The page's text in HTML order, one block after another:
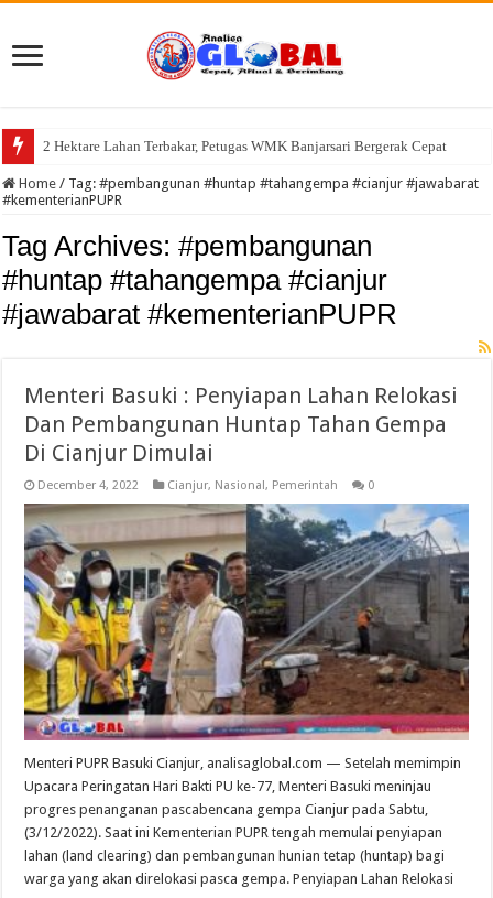
2 Hektare Lahan Terbakar, Petugas WMK Banjarsari Bergerak Cepat
Semarak HUT Kemerdekaan RI ke-81, Pemdes Cisayong Gelar Turnamen
Home / Tag:#pembangunan #huntap #tahangempa #cianjur #jawabarat
#kementerianPUPR
Tag Archives:#pembangunan
#huntap #tahangempa #cianjur
#jawabarat #kementerianPUPR
Menteri Basuki : Penyiapan Lahan Relokasi
Dan Pembangunan Huntap Tahan Gempa
Di Cianjur Dimulai
December 4, 2022 Cianjur, Nasional, Pemerintah 0
Menteri PUPR Basuki Cianjur, analisaglobal.com — Setelah memimpin
Upacara Peringatan Hari Bakti PU ke-77, Menteri Basuki meninjau
progres penanganan pascabencana gempa Cianjur pada Sabtu,
(3/12/2022). Saat ini Kementerian PUPR tengah memulai penyiapan
lahan (land clearing) dan pembangunan hunian tetap (huntap) bagi
warga yang akan direlokasi pasca gempa. Penyiapan Lahan Relokasi